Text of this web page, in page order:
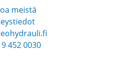
meistä
452 0030